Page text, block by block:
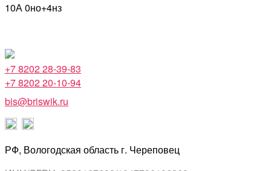
10А 0но+4нз
+7 8202 28-39-83
+7 8202 20-10-94
bis@briswik.ru
РФ, Вологодская область г. Череповец